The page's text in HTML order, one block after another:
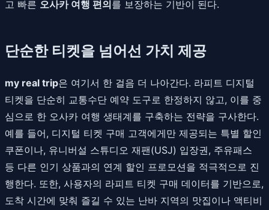
고 빠른 오사카 여행 편의를 보장하는 기반이 된다.
단순한 티켓을 넘어선 가치 제공
my real trip은 여기서 한 걸음 더 나아간다. 라피트 디지털
티켓을 단순히 교통수단 예약 도구로 한정하지 않고, 이를 중
심으로 한 오사카 여행 생태계를 구축하는 전략을 구사한다.
예를 들어, 디지털 티켓 구매 고객에게만 제공되는 특별 할인
쿠폰이나, 유니버설 스튜디오 재팬(USJ) 입장권, 주유패스
등 다른 인기 상품과의 연계 할인 프로모션을 적극적으로 진
행한다. 또한, 사용자의 라피트 티켓 구매 데이터를 기반으로,
도착 시간에 맞춰 즐길 수 있는 난바 지역의 맛집이나 액티비